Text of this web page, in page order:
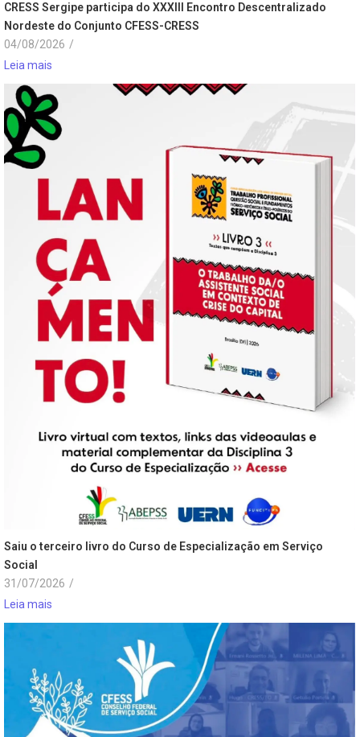
CRESS Sergipe participa do XXXIII Encontro Descentralizado
Nordeste do Conjunto CFESS-CRESS
04/08/2026 /
Leia mais
Saiu o terceiro livro do Curso de Especialização em Serviço
Social
31/07/2026 /
Leia mais